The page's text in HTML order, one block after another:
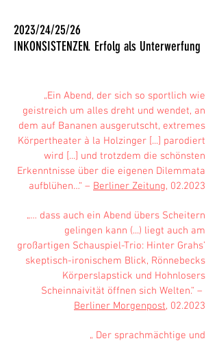
2023/24/25/26
INKONSISTENZEN. Erfolg als Unterwerfung
„Ein Abend, der sich so sportlich wie
geistreich um alles dreht und wendet, an
dem auf Bananen ausgerutscht, extremes
Körpertheater à la Holzinger [...] parodiert
wird [...] und trotzdem die schönsten
Erkenntnisse über die eigenen Dilemmata
aufblühen…“ – Berliner Zeitung, 02.2023
„… dass auch ein Abend übers Scheitern
gelingen kann (...) liegt auch am
großartigen Schauspiel-Trio: Hinter Grahs’
skeptisch-ironischem Blick, Rönnebecks
Körperslapstick und Hohnlosers
Scheinnaivität öffnen sich Welten.“ –
Berliner Morgenpost, 02.2023
„ Der sprachmächtige und